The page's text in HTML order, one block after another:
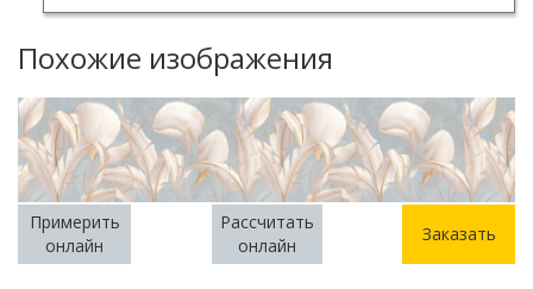
Похожие изображения
Примерить
онлайн
Рассчитать
онлайн
Заказать